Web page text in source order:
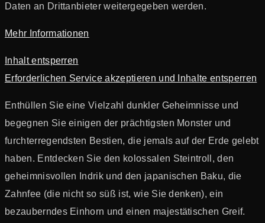
Daten an Drittanbieter weitergegeben werden.
Mehr Informationen
Inhalt entsperren
Erforderlichen Service akzeptieren und Inhalte entsperren
Enthüllen Sie eine Vielzahl dunkler Geheimnisse und
begegnen Sie einigen der prächtigsten Monster und
furchterregendsten Bestien, die jemals auf der Erde gelebt
haben. Entdecken Sie den kolossalen Steintroll, den
geheimnisvollen Indrik und den japanischen Baku, die
Zahnfee (die nicht so süß ist, wie Sie denken), ein
bezauberndes Einhorn und einen majestätischen Greif.